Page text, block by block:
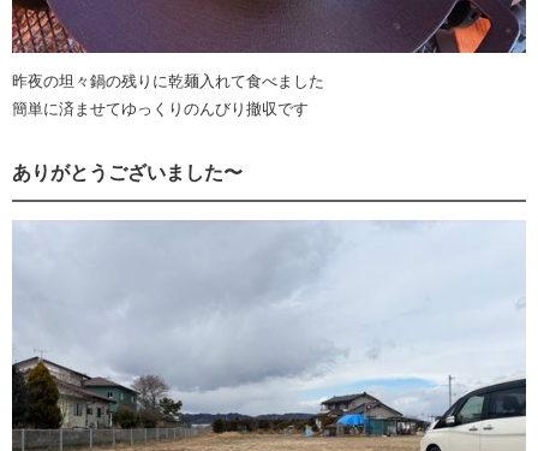
昨夜の坦々鍋の残りに乾麺入れて食べました
簡単に済ませてゆっくりのんびり撤収です
ありがとうございました〜